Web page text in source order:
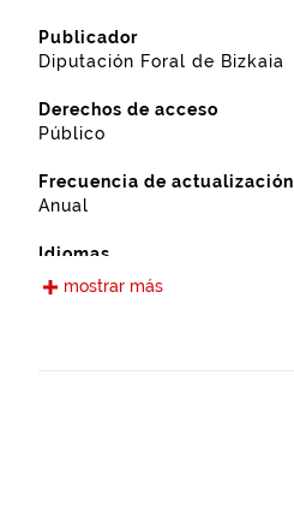
Publicador
Diputación Foral de Bizkaia
Derechos de acceso
Público
Frecuencia de actualización
Anual
Idiomas
Castellano
mostrar más